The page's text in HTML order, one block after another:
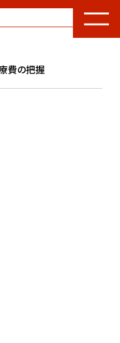
費の把握